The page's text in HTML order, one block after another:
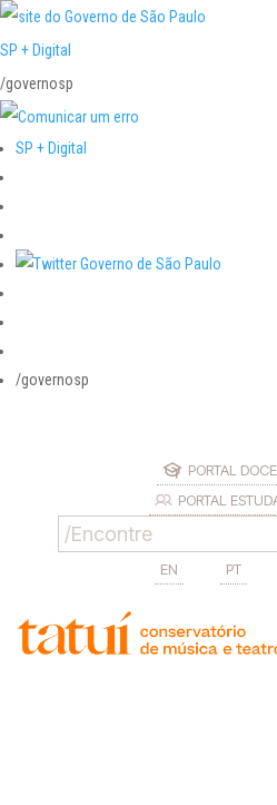
SP + Digital
/governosp
SP + Digital
/governosp
PORTAL
PORTAL
EN PT